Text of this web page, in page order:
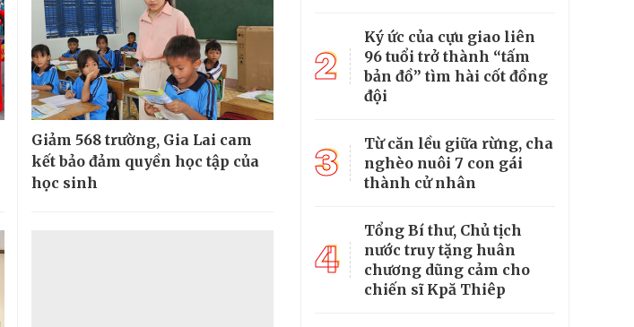
Giảm 568 trường, Gia Lai cam
kết bảo đảm quyền học tập của
học sinh
2
Ký ức của cựu giao liên
96 tuổi trở thành “tấm
bản đồ” tìm hài cốt đồng
đội
3
Từ căn lều giữa rừng, cha
nghèo nuôi 7 con gái
thành cử nhân
4
Tổng Bí thư, Chủ tịch
nước truy tặng huân
chương dũng cảm cho
chiến sĩ Kpă Thiêp